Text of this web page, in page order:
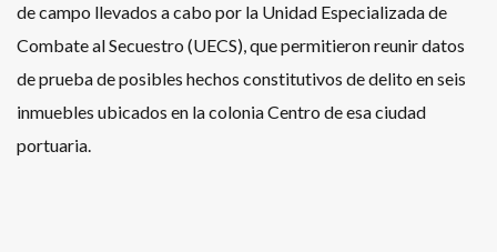
de campo llevados a cabo por la Unidad Especializada de
Combate al Secuestro (UECS), que permitieron reunir datos
de prueba de posibles hechos constitutivos de delito en seis
inmuebles ubicados en la colonia Centro de esa ciudad
portuaria.